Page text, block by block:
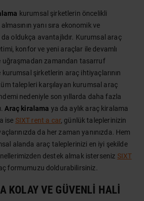
kurumsal şirketlerin öncelikli
yanı sıra ekonomik ve
oldukça avantajlıdır. Kurumsal araç
konfor ve yeni araçlar ile devamlı
uğraşmadan zamandan tasarruf
şirketlerin araç ihtiyaçlarının
talepleri karşılayan kurumsal araç
nedeniyle son yıllarda daha fazla
Araç kiralama ya da aylık araç kiralama
ise SIXT rent a car, günlük taleplerinizin
da her zaman yanınızda. Hem
alanda araç taleplerinizi en iyi şekilde
destek almak isterseniz SIXT
formumuzu doldurabilirsiniz.
KOLAY VE GÜVENLI HALI